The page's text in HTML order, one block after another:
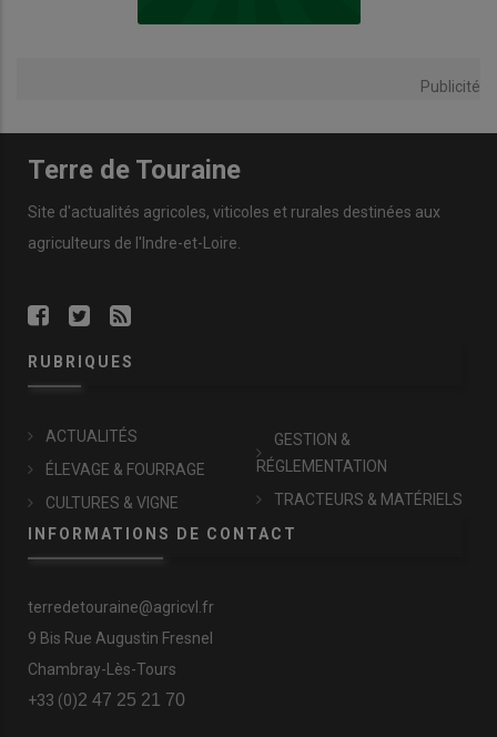
Publicité
Terre de Touraine
Site d'actualités agricoles, viticoles et rurales destinées aux
agriculteurs de l'Indre-et-Loire.
RUBRIQUES
ACTUALITÉS
ÉLEVAGE & FOURRAGE
CULTURES & VIGNE
GESTION &
RÉGLEMENTATION
TRACTEURS & MATÉRIELS
INFORMATIONS DE CONTACT
terredetouraine@agricvl.fr
9 Bis Rue Augustin Fresnel
Chambray-Lès-Tours
+33 (0)2 47 25 21 70